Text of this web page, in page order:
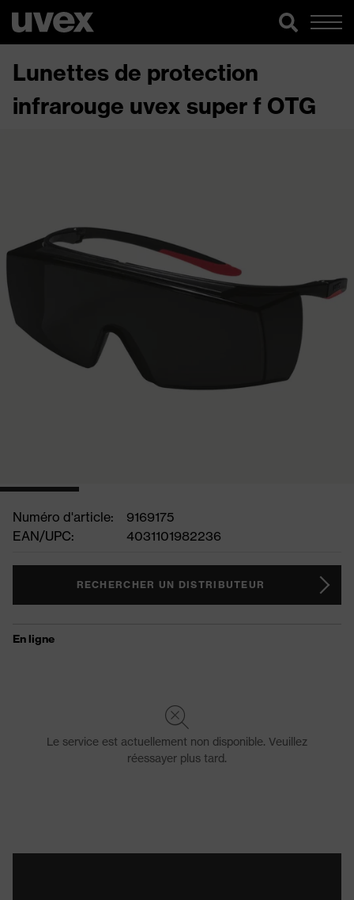
Lunettes de protection
infrarouge uvex super f OTG
Numéro d'article:
9169175
EAN/UPC:
4031101982236
RECHERCHER UN DISTRIBUTEUR